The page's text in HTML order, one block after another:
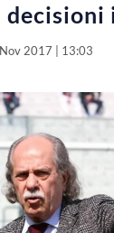
2017 | 13:03